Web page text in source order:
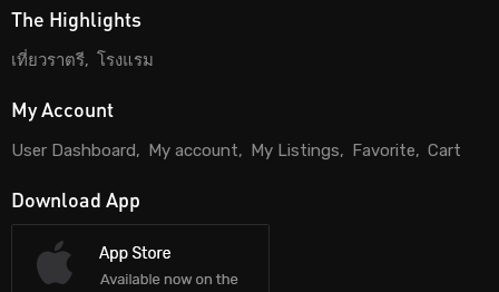
The Highlights
เที่ยวราตรี โรงแรม
My Account
User Dashboard My account My Listings Favorite Cart
Download App